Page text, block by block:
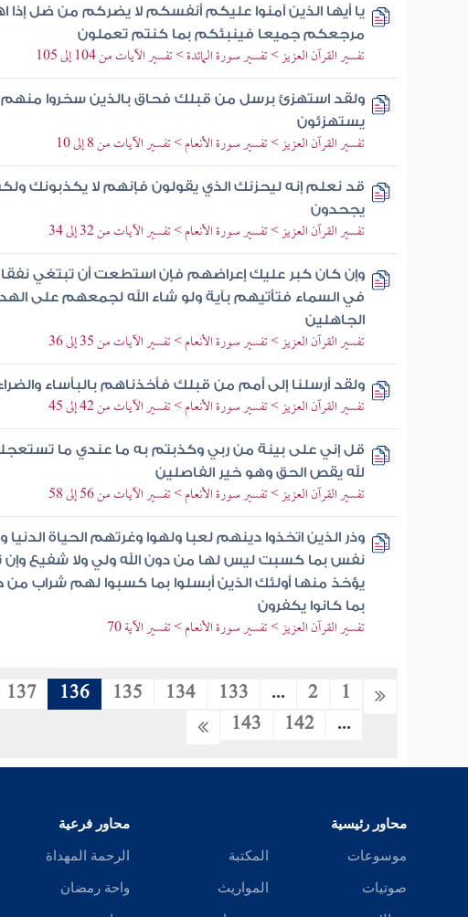
يا أيها الذين آمنوا عليكم أنفسكم لا يضركم من ضل إذا
مرجعكم جميعا فينبئكم بما كنتم تعملون
تفسير القرآن العزيز > تفسير سورة المائدة > تفسير الآيات من 104 إلى 105
ولقد استهزئ برسل من قبلك فحاق بالذين سخروا منهم
يستهزئون
تفسير القرآن العزيز > تفسير سورة الأنعام > تفسير الآيات من 8 إلى 10
قد نعلم إنه ليحزنك الذي يقولون فإنهم لا يكذبونك ولكن
يجحدون
تفسير القرآن العزيز > تفسير سورة الأنعام > تفسير الآيات من 32 إلى 34
وإن كان كبر عليك إعراضهم فإن استطعت أن تبتغي نفقا
في السماء فتأتيهم بآية ولو شاء الله لجمعهم على
الجاهلين
تفسير القرآن العزيز > تفسير سورة الأنعام > تفسير الآيات من 35 إلى 36
ولقد أرسلنا إلى أمم من قبلك فأخذناهم بالبأساء
تفسير القرآن العزيز > تفسير سورة الأنعام > تفسير الآيات من 42 إلى 45
قل إني على بينة من ربي وكذبتم به ما عندي ما
لله يقص الحق وهو خير الفاصلين
تفسير القرآن العزيز > تفسير سورة الأنعام > تفسير الآيات من 56 إلى 58
وذر الذين اتخذوا دينهم لعبا ولهوا وغرتهم الحياة
نفس بما كسبت ليس لها من دون الله ولي ولا شفيع وإن
يؤخذ منها أولئك الذين أبسلوا بما كسبوا لهم شراب
بما كانوا يكفرون
تفسير القرآن العزيز > تفسير سورة الأنعام > تفسير الآية 70
1
2
...
133
134
135
136
137
...
142
143
محاور رئيسية
موسوعات
صوتيات
المكتبة
المواريث
محاور فرعية
الرحمة المهداة
واحة رمضان